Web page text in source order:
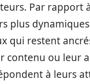
Par
plus
qui restent
contenu ou leur
à leurs